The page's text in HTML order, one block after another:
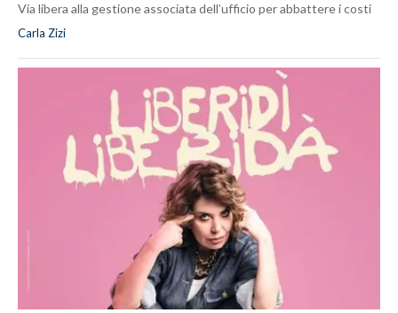
Via libera alla gestione associata dell’ufficio per abbattere i costi
Carla Zizi